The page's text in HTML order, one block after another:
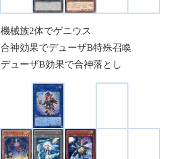
機械族2体でゲニウス
合神効果でデューザB特殊召喚
デューザB効果で合神落とし